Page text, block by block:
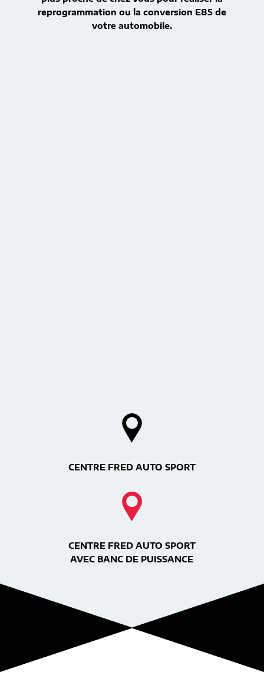
reprogrammation ou la conversion E85 de
votre automobile.
CENTRE FRED AUTO SPORT
CENTRE FRED AUTO SPORT
AVEC BANC DE PUISSANCE